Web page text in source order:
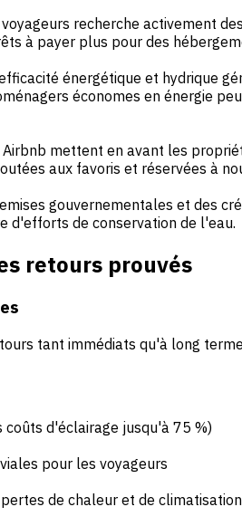
recherche activement
à payer plus pour des
énergétique et hydrique
économes en énergie
mettent en avant les
aux favoris et réservées à
gouvernementales et des
d'efforts de conservation de l'eau.
retours prouvés
tant immédiats qu'à long
d'éclairage jusqu'à 75 %)
pour les voyageurs
de chaleur et de climatisation